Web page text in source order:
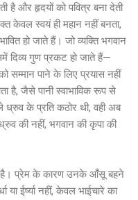
है और हृदयों को पवित्र बना देती
केवल स्वयं ही महान नहीं बनता,
हो जाते हैं। जो व्यक्ति भगवान
दिव्य गुण प्रकट हो जाते हैं—
सम्मान पाने के लिए प्रयास नहीं
है, जैसे पानी स्वाभाविक रूप से
के प्रति कठोर थी, वही अब
की नहीं, भगवान की कृपा की
है। प्रेम के कारण उनके आँसू बहने
या ईर्ष्या नहीं, केवल भाईचारे का